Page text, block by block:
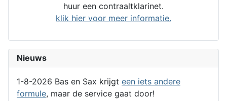
huur een contraaltklarinet.
klik hier voor meer informatie.
Nieuws
1-8-2026 Bas en Sax krijgt een iets andere
formule, maar de service gaat door!